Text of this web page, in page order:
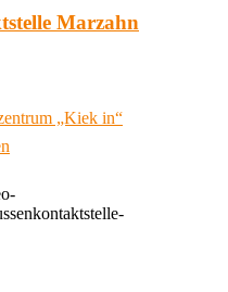
Marzahn
„Kiek in“